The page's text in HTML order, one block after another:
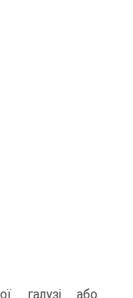
галузі або